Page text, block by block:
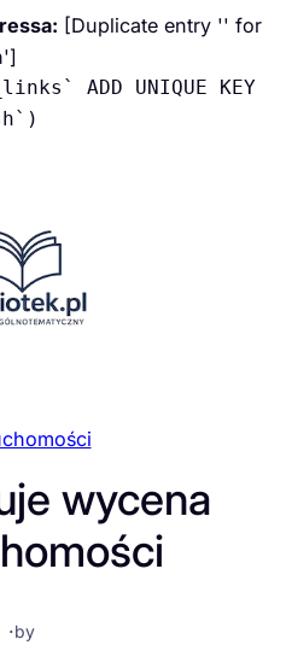
[Duplicate entry '' for
ADD UNIQUE KEY
wycena
·by